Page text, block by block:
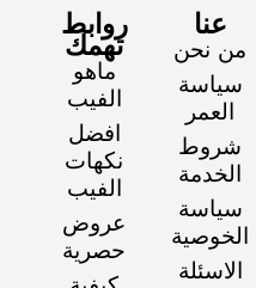
عنا
من نحن
سياسة
العمر
شروط
الخدمة
سياسة
الخوصية
الاسئلة
روابط
تهمك
ماهو
الفيب
افضل
نكهات
الفيب
عروض
حصرية